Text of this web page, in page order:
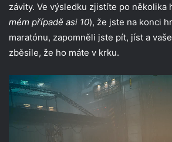
závity. Ve výsledku zjistíte po několika
mém případě asi 10), že jste na konci
maratónu, zapomněli jste pít, jíst a
zběsile, že ho máte v krku.